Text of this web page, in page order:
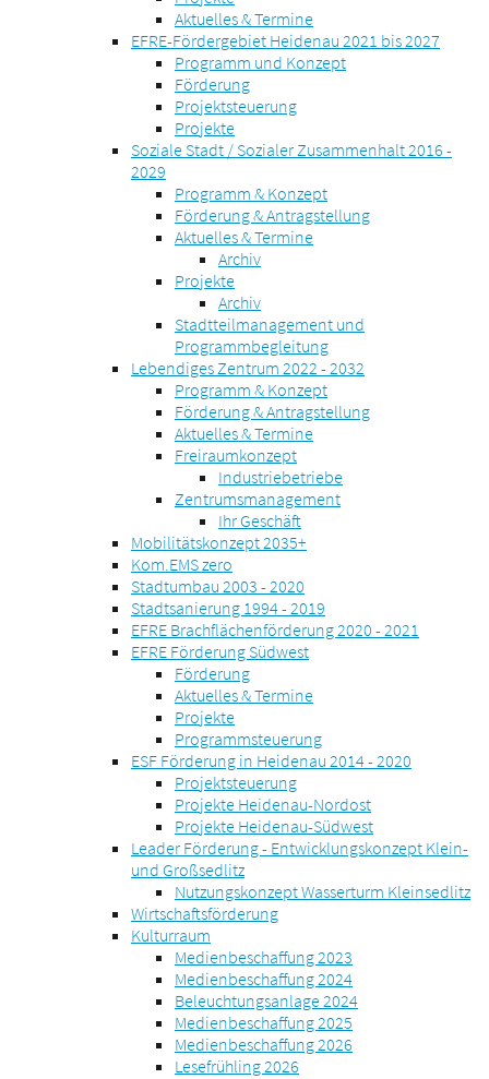
Aktuelles & Termine
EFRE-Fördergebiet Heidenau 2021 bis 2027
Programm und Konzept
Förderung
Projektsteuerung
Projekte
Soziale Stadt / Sozialer Zusammenhalt 2016 -
2029
Programm & Konzept
Förderung & Antragstellung
Aktuelles & Termine
Archiv
Projekte
Archiv
Stadtteilmanagement und
Programmbegleitung
Lebendiges Zentrum 2022 - 2032
Programm & Konzept
Förderung & Antragstellung
Aktuelles & Termine
Freiraumkonzept
Industriebetriebe
Zentrumsmanagement
Ihr Geschäft
Mobilitätskonzept 2035+
Kom.EMS zero
Stadtumbau 2003 - 2020
Stadtsanierung 1994 - 2019
EFRE Brachflächenförderung 2020 - 2021
EFRE Förderung Südwest
Förderung
Aktuelles & Termine
Projekte
Programmsteuerung
ESF Förderung in Heidenau 2014 - 2020
Projektsteuerung
Projekte Heidenau-Nordost
Projekte Heidenau-Südwest
Leader Förderung - Entwicklungskonzept Klein-
und Großsedlitz
Nutzungskonzept Wasserturm Kleinsedlitz
Wirtschaftsförderung
Kulturraum
Medienbeschaffung 2023
Medienbeschaffung 2024
Beleuchtungsanlage 2024
Medienbeschaffung 2025
Medienbeschaffung 2026
Lesefrühling 2026